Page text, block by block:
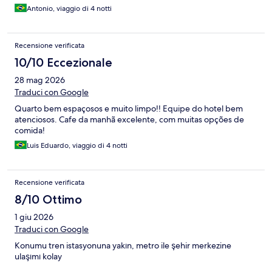
Antonio, viaggio di 4 notti
Recensione verificata
10/10 Eccezionale
28 mag 2026
Traduci con Google
Quarto bem espaçosos e muito limpo!! Equipe do hotel bem
atenciosos. Cafe da manhã excelente, com muitas opções de
comida!
Luis Eduardo, viaggio di 4 notti
Recensione verificata
8/10 Ottimo
1 giu 2026
Traduci con Google
Konumu tren istasyonuna yakın, metro ile şehir merkezine
ulaşımı kolay